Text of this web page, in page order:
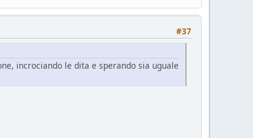
#37
incrociando le dita e sperando sia uguale